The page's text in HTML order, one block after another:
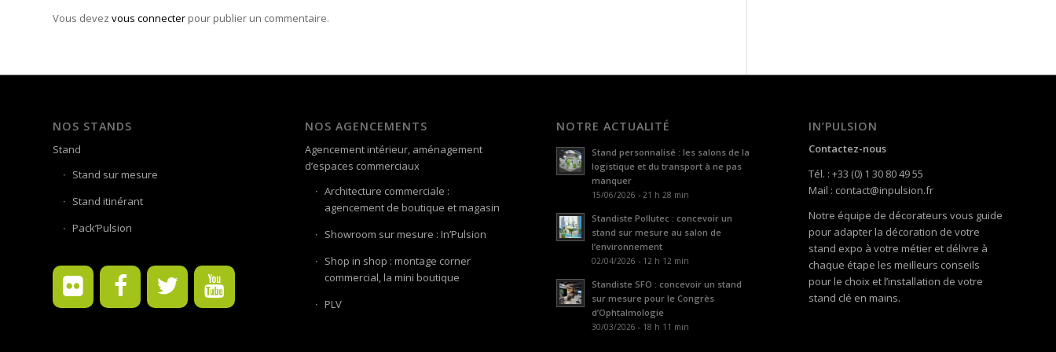
Vous devez vous connecter pour publier un commentaire.
NOS STANDS
Stand
Stand sur mesure
Stand itinérant
Pack’Pulsion
NOS AGENCEMENTS
Agencement intérieur, aménagement
d’espaces commerciaux
Architecture commerciale :
agencement de boutique et magasin
Showroom sur mesure : In’Pulsion
Shop in shop : montage corner
commercial, la mini boutique
PLV
NOTRE ACTUALITÉ
Stand personnalisé : les salons de la
logistique et du transport à ne pas
manquer
15/06/2026 - 21 h 28 min
Standiste Pollutec : concevoir un
stand sur mesure au salon de
l’environnement
02/04/2026 - 12 h 12 min
Standiste SFO : concevoir un stand
sur mesure pour le Congrès
d’Ophtalmologie
30/03/2026 - 18 h 11 min
IN’PULSION
Contactez-nous
Tél. : +33 (0) 1 30 80 49 55
Mail : contact@inpulsion.fr
Notre équipe de décorateurs vous guide
pour adapter la décoration de votre
stand expo à votre métier et délivre à
chaque étape les meilleurs conseils
pour le choix et l’installation de votre
stand clé en mains.